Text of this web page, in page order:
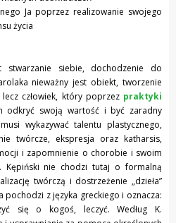
Ja poprzez realizowanie swojego
życia
siebie, dochodzenie do
nieważny jest obiekt, tworzenie
człowiek, który poprzez praktyki
odkryć swoją wartość i być zaradny
wykazywać talentu plastycznego,
twórcze, ekspresja oraz katharsis,
i zapomnienie o chorobie i swoim
Kępiński nie chodzi tutaj o formalną
twórczą i dostrzeżenie „dzieła”
z języka greckiego i oznacza:
się o kogoś, leczyć. Według K.